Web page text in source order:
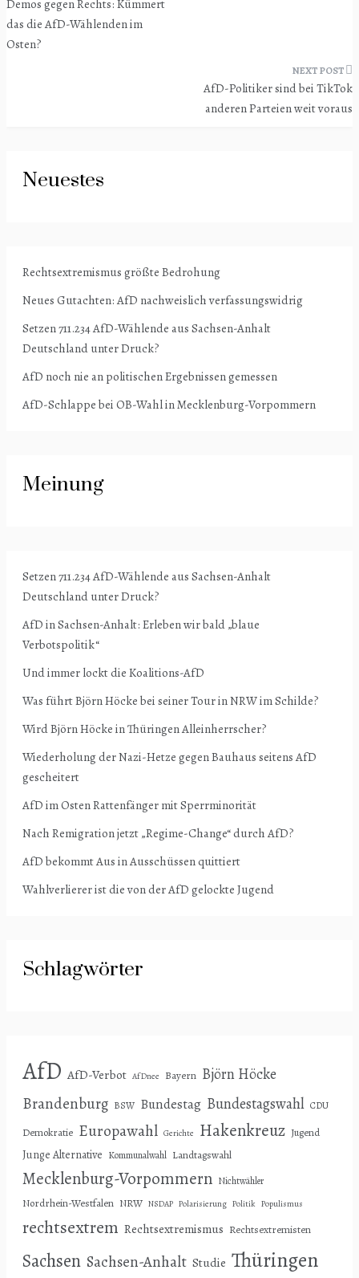
Demos gegen Rechts: Kümmert
das die AfD-Wählenden im
Osten?
AfD-Politiker sind bei TikTok
anderen Parteien weit voraus
Neuestes
Rechtsextremismus größte Bedrohung
Neues Gutachten: AfD nachweislich verfassungswidrig
Setzen 711.234 AfD-Wählende aus Sachsen-Anhalt
Deutschland unter Druck?
AfD noch nie an politischen Ergebnissen gemessen
AfD-Schlappe bei OB-Wahl in Mecklenburg-Vorpommern
Meinung
Setzen 711.234 AfD-Wählende aus Sachsen-Anhalt
Deutschland unter Druck?
AfD in Sachsen-Anhalt: Erleben wir bald „blaue
Verbotspolitik“
Und immer lockt die Koalitions-AfD
Was führt Björn Höcke bei seiner Tour in NRW im Schilde?
Wird Björn Höcke in Thüringen Alleinherrscher?
Wiederholung der Nazi-Hetze gegen Bauhaus seitens AfD
gescheitert
AfD im Osten Rattenfänger mit Sperrminorität
Nach Remigration jetzt „Regime-Change“ durch AfD?
AfD bekommt Aus in Ausschüssen quittiert
Wahlverlierer ist die von der AfD gelockte Jugend
Schlagwörter
AfD AfD-Verbot AfDnee Bayern Björn Höcke
Brandenburg BSW Bundestag Bundestagswahl CDU
Demokratie Europawahl Gerichte Hakenkreuz Jugend
Junge Alternative Kommunalwahl Landtagswahl
Mecklenburg-Vorpommern Nichtwähler
Nordrhein-Westfalen NRW NSDAP Polarisierung Politik Populismus
rechtsextrem Rechtsextremismus Rechtsextremisten
Sachsen Sachsen-Anhalt Studie Thüringen